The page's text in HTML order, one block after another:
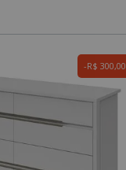
R$ 300,00